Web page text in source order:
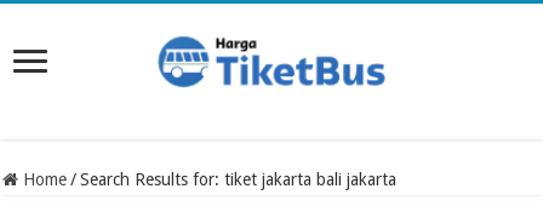
Home / Search Results for: tiket jakarta bali jakarta